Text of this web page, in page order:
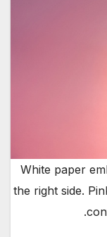
White paper
the right side.